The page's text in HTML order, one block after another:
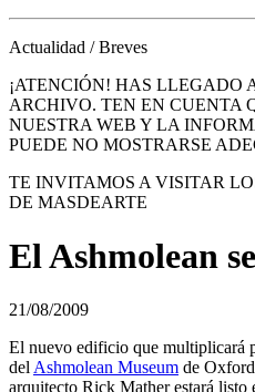
Actualidad / Breves
¡ATENCIÓN! HAS LLEGADO
ARCHIVO. TEN EN CUENTA
NUESTRA WEB Y LA
PUEDE NO MOSTRARSE
TE INVITAMOS A VISITAR
DE MASDEARTE
El Ashmolean
21/08/2009
El nuevo edificio que multiplicará
delAshmolean Museum de
arquitecto Rick Mather estará listo